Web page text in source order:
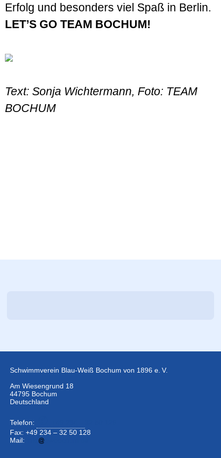
Erfolg und besonders viel Spaß in Berlin.
LET’S GO TEAM BOCHUM!
Text: Sonja Wichtermann, Foto: TEAM
BOCHUM
Schwimmverein Blau-Weiß Bochum von 1896 e. V.
Am Wiesengrund 18
44795 Bochum
Deutschland
Telefon:
Fax: +49 234 – 32 50 128
Mail: